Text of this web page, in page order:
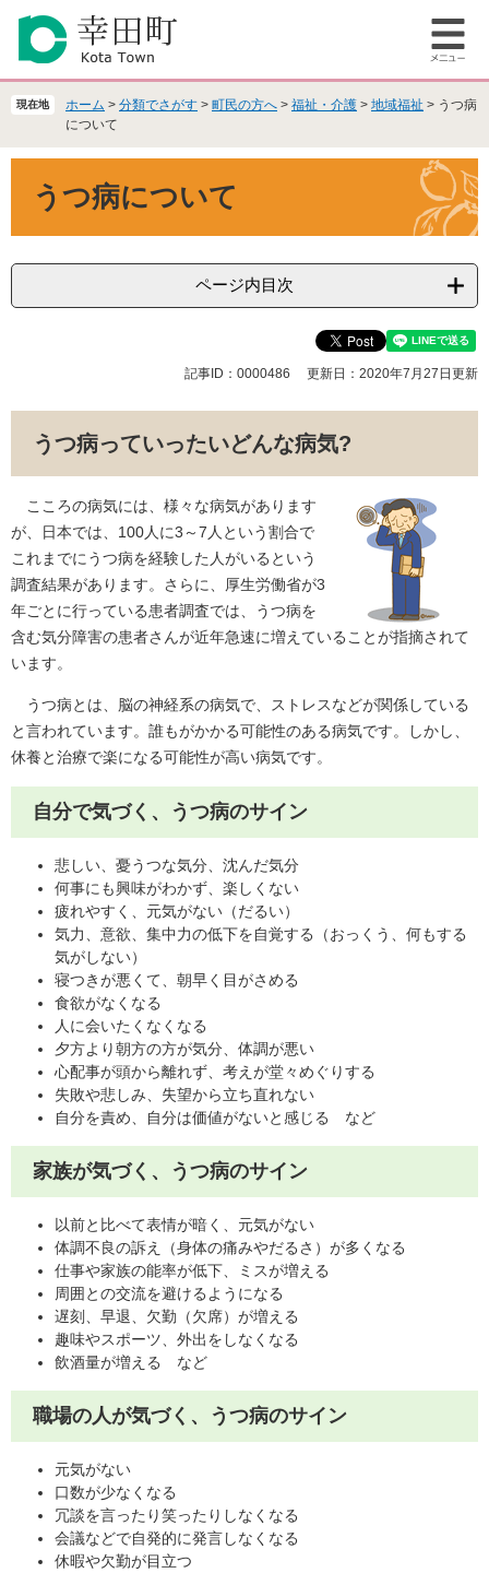
の
で
ー
ば
文
へ
メ
ー
現在地 ホーム > 分類でさがす > 町民の方へ > 福祉・介護 > 地域福祉 > うつ病
について
うつ病について
ページ内目次
記事ID：0000486 更新日：2020年7月27日更新
うつ病っていったいどんな病気?
こころの病気には、様々な病気があります
が、日本では、100人に3～7人という割合で
これまでにうつ病を経験した人がいるという
調査結果があります。さらに、厚生労働省が3
年ごとに行っている患者調査では、うつ病を
含む気分障害の患者さんが近年急速に増えていることが指摘されて
います。
うつ病とは、脳の神経系の病気で、ストレスなどが関係している
と言われています。誰もがかかる可能性のある病気です。しかし、
休養と治療で楽になる可能性が高い病気です。
自分で気づく、うつ病のサイン
悲しい、憂うつな気分、沈んだ気分
何事にも興味がわかず、楽しくない
疲れやすく、元気がない（だるい）
気力、意欲、集中力の低下を自覚する（おっくう、何もする
気がしない）
寝つきが悪くて、朝早く目がさめる
食欲がなくなる
人に会いたくなくなる
夕方より朝方の方が気分、体調が悪い
心配事が頭から離れず、考えが堂々めぐりする
失敗や悲しみ、失望から立ち直れない
自分を責め、自分は価値がないと感じる など
家族が気づく、うつ病のサイン
以前と比べて表情が暗く、元気がない
体調不良の訴え（身体の痛みやだるさ）が多くなる
仕事や家族の能率が低下、ミスが増える
周囲との交流を避けるようになる
遅刻、早退、欠勤（欠席）が増える
趣味やスポーツ、外出をしなくなる
飲酒量が増える など
職場の人が気づく、うつ病のサイン
元気がない
口数が少なくなる
冗談を言ったり笑ったりしなくなる
会議などで自発的に発言しなくなる
休暇や欠勤が目立つ